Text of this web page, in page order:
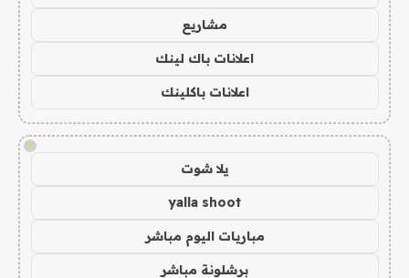
مشاريع
اعلانات باك لينك
اعلانات باكلينك
!
يلا شوت
yalla shoot
مباريات اليوم مباشر
برشلونة مباشر